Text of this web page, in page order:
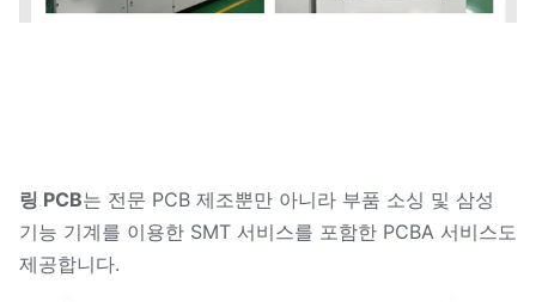
링 PCB는 전문 PCB 제조뿐만 아니라 부품 소싱 및 삼성
기능 기계를 이용한 SMT 서비스를 포함한 PCBA 서비스도
제공합니다.